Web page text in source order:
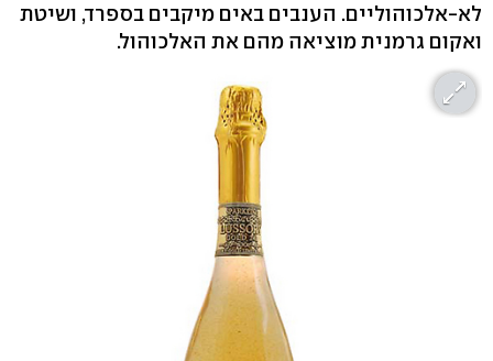
לא-אלכוהוליים. הענבים באים מיקבים בספרד, ושיטת
ואקום גרמנית מוציאה מהם את האלכוהול.